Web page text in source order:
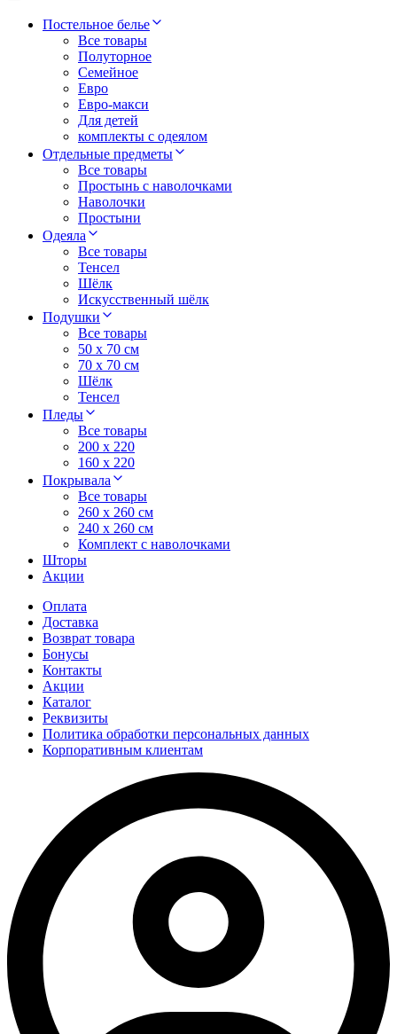
Постельное белье
Все товары
Полуторное
Семейное
Евро
Евро-макси
Для детей
комплекты с одеялом
Отдельные предметы
Все товары
Простынь с наволочками
Наволочки
Простыни
Одеяла
Все товары
Тенсел
Шёлк
Искусственный шёлк
Подушки
Все товары
50 x 70 см
70 x 70 см
Шёлк
Тенсел
Пледы
Все товары
200 х 220
160 х 220
Покрывала
Все товары
260 x 260 см
240 х 260 см
Комплект с наволочками
Шторы
Акции
Оплата
Доставка
Возврат товара
Бонусы
Контакты
Акции
Каталог
Реквизиты
Политика обработки персональных данных
Корпоративным клиентам